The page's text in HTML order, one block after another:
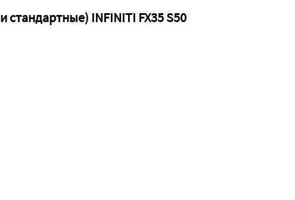
INFINITI FX35 S50